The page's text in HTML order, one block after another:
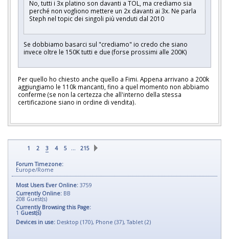
No, tutti i 3x platino son davanti a TOL, ma crediamo sia
perché non vogliono mettere un 2x davanti ai 3x. Ne parla
Steph nel topic dei singoli più venduti dal 2010
Se dobbiamo basarci sul "crediamo" io credo che siano
invece oltre le 150K tutti e due (forse prossimi alle 200K)
Per quello ho chiesto anche quello a Fimi. Appena arrivano a 200k
aggiungiamo le 110k mancanti, fino a quel momento non abbiamo
conferme (se non la certezza che all'interno della stessa
certificazione siano in ordine di vendita).
1 2 3 4 5 … 215
Forum Timezone:
Europe/Rome
Most Users Ever Online: 3759
Currently Online: BB
208 Guest(s)
Currently Browsing this Page:
1 Guest(s)
Devices in use: Desktop (170), Phone (37), Tablet (2)